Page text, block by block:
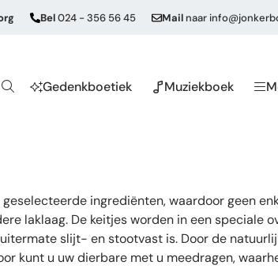
Bel024 - 356 56 45 Mail naar
Gedenkboetiek Muziekboek
ingrediënten, waardoor geen
laklaag. De keitjes worden in een speciale
slijt- en stootvast is. Door de
kunt u uw dierbare met u meedragen,